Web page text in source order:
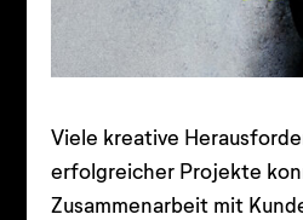
Viele kreative
erfolgreicher Projekte
Zusammenarbeit mit